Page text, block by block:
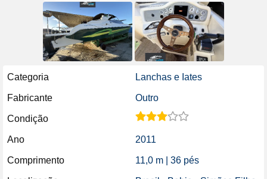
Categoria Lanchas e Iates
Fabricante Outro
Condição
Ano 2011
Comprimento 11,0 m | 36 pés